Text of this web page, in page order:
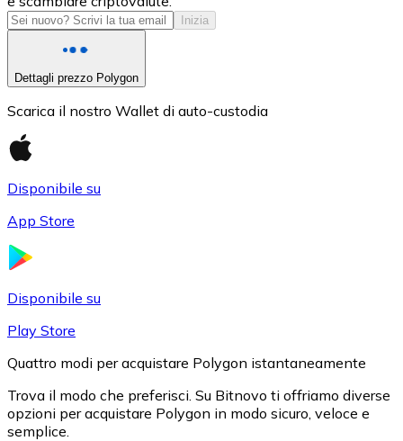
USDC
Inizia
Dettagli prezzo Polygon
Scarica il nostro Wallet di auto-custodia
Disponibile su
App Store
Disponibile su
Play Store
Quattro modi per acquistare Polygon istantaneamente
Trova il modo che preferisci. Su Bitnovo ti offriamo diverse
opzioni per acquistare Polygon in modo sicuro, veloce e
semplice.